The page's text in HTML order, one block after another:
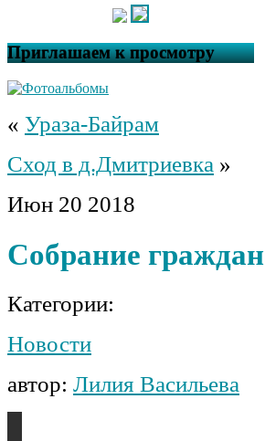
Приглашаем к просмотру
« Ураза-Байрам
Сход в д.Дмитриевка »
Июн 20 2018
Собрание граждан
Категории:
Новости
автор: Лилия Васильева